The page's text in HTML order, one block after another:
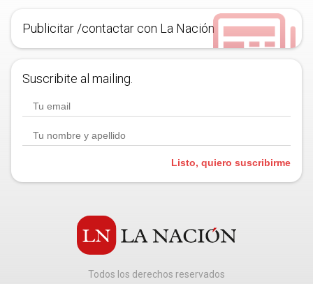
Publicitar /contactar con La Nación
Suscribite al mailing.
Listo, quiero suscribirme
Todos los derechos reservados